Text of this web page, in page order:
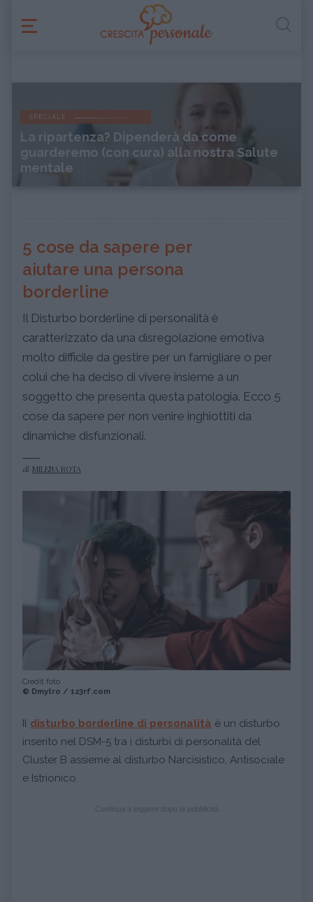
SPECIALE
La ripartenza? Dipenderà da come
guarderemo (con cura) alla nostra Salute
mentale
5 cose da sapere per
aiutare una persona
borderline
Il Disturbo borderline di personalità è
caratterizzato da una disregolazione emotiva
molto difficile da gestire per un famigliare o per
colui che ha deciso di vivere insieme a un
soggetto che presenta questa patologia. Ecco 5
cose da sapere per non venire inghiottiti da
dinamiche disfunzionali.
di MILENA ROTA
Credit foto
© Dmytro / 123rf.com
Il disturbo borderline di personalità è un disturbo
inserito nel DSM-5 tra i disturbi di personalità del
Cluster B assieme al disturbo Narcisistico, Antisociale
e Istrionico.